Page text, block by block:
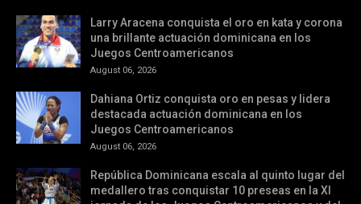
Larry Aracena conquista el oro en kata y corona
una brillante actuación dominicana en los
Juegos Centroamericanos
August 06, 2026
Dahiana Ortiz conquista oro en pesas y lidera
destacada actuación dominicana en los
Juegos Centroamericanos
August 06, 2026
República Dominicana escala al quinto lugar del
medallero tras conquistar 10 preseas en la XI